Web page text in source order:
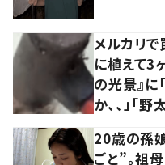
メルカリ
に植えて3
の光景』
か、、」「野
20歳の孫
ごと”。祖